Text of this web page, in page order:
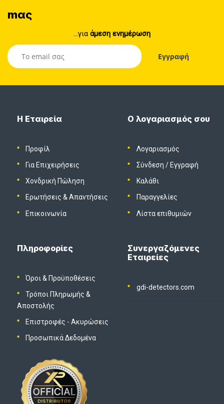
mας
...για άμεση ενημέρωση
Η Εταιρεία
Προφίλ
Για Επιχειρήσεις
Χονδρική Πώληση
Ερωτήσεις & Απαντήσεις
Επικοινωνία
Ο λογαριασμός σου
Λογαριασμός
Σύνδεση / Εγγραφή
Καλάθι
Παραγγελίες
Λίστα επιθυμιών
Πληροφορίες
Όροι & Προϋποθέσεις
Τρόποι Πληρωμής &
Αποστολής
Επιστροφές - Ακυρώσεις
Προσωπικά Δεδομένα
Συνεργαζόμενες
Εταιρείες
gdi-detectors.com